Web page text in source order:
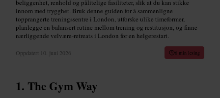
beliggenhet, renhold og pålitelige fasiliteter, slik at du kan stikke
innom med trygghet. Bruk denne guiden for å sammenligne
topprangerte treningssentre i London, utforske ulike timeformer,
planlegge en balansert rutine mellom trening og restitusjon, og finne
nærliggende velvære-retreats i London for en helgerestart.
Oppdatert 10. juni 2026 6 min lesing
The Gym Way